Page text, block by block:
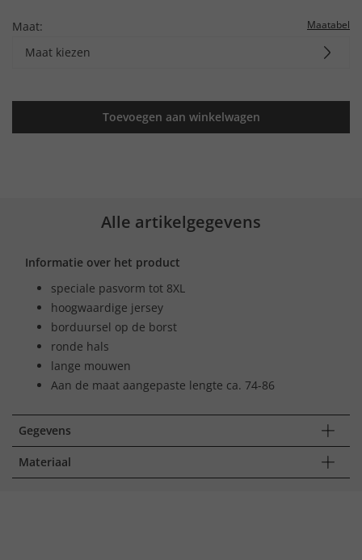
Maat: Maatabel
Maat kiezen
Toevoegen aan winkelwagen
Alle artikelgegevens
Informatie over het product
speciale pasvorm tot 8XL
hoogwaardige jersey
borduursel op de borst
ronde hals
lange mouwen
Aan de maat aangepaste lengte ca. 74-86
Gegevens
Materiaal